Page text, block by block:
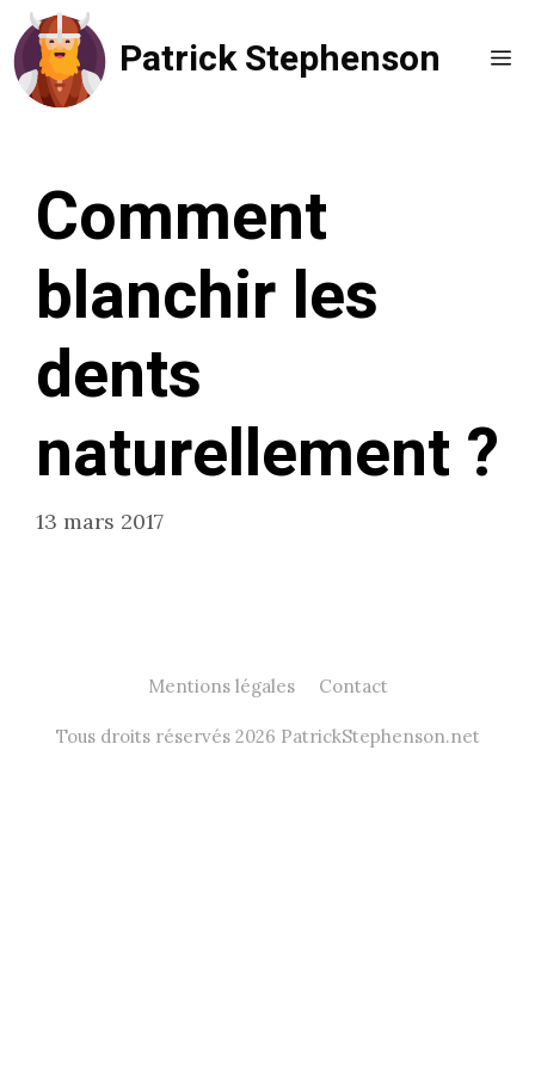
Aller
au
contenu
Patrick Stephenson
Comment
blanchir les
dents
naturellement ?
13 mars 2017
Mentions légales Contact
Tous droits réservés 2026 PatrickStephenson.net